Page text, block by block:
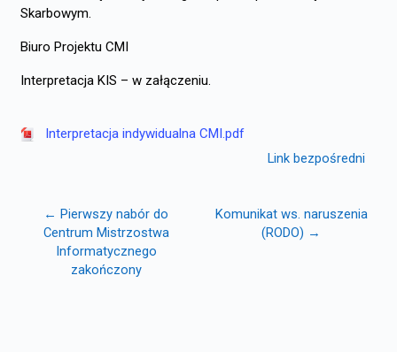
Skarbowym.
Biuro Projektu CMI
Interpretacja KIS – w załączeniu.
Interpretacja indywidualna CMI.pdf
Link bezpośredni
← Pierwszy nabór do
Centrum Mistrzostwa
Informatycznego
zakończony
Komunikat ws. naruszenia
(RODO) →